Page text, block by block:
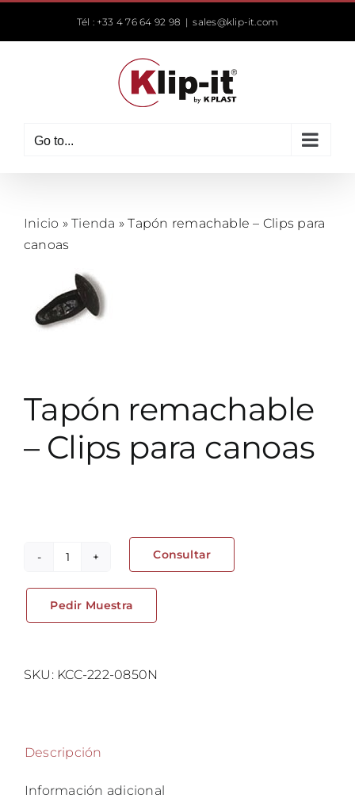
Tél : +33 4 76 64 92 98 | sales@klip-it.com
Go to...
Inicio »Tienda »Tapón remachable – Clips para
canoas
Tapón remachable
– Clips para canoas
remachable
-
canoas
Consultar
Pedir Muestra
SKU: KCC-222-0850N
Descripción
Información adicional